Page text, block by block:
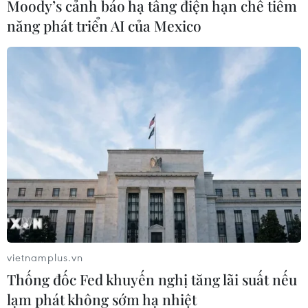
hết sứcmình để giúp Alexis Sanchez lấy lại sự tự
tin.
Về phần mình, huấn luyện viên của Granada,
Lucas Alcaraz, nhấn mạnh mộtphần ông buồn
vì đội bóng không có điểm nhưng phần khác rất
Moody’s cảnh báo hạ tầng điện hạn chế tiềm
năng phát triển AI của Mexico
vietnamplus.vn
Thống đốc Fed khuyến nghị tăng lãi suất nếu
lạm phát không sớm hạ nhiệt